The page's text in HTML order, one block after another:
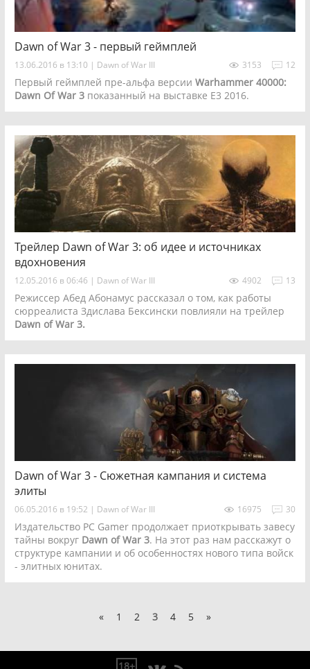
Dawn of War 3 - первый геймплей
13.06.2016 в 13:10 | Dawn of War III 12
3153
Первый геймплей пре-альфа версии Warhammer 40000:
Dawn Of War 3показанный на выставке E3 2016.
Трейлер Dawn of War 3: об идее и источниках
вдохновения
12.05.2016 в 06:46 | Dawn of War III 13
4902
Режиссер Абед Абонамус рассказал о том, как работы
сюрреалиста Здислава Бексински повлияли на трейлер
Dawn of War 3.
Dawn of War 3 - Сюжетная кампания и система
элиты
06.05.2016 в 19:52 | Dawn of War III 30
16975
Издательство PC Gamer продолжает приоткрывать завесу
тайны вокруг Dawn of War 3. На этот раз нам расскажут о
структуре кампании и об особенностях нового типа войск
- элитных юнитах.
« 1 2 3 4 5 »
18+